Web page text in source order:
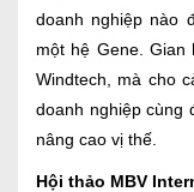
doanh nghiệp nào
một hệ Gene.
Windtech, mà cho
doanh nghiệp cùng
nâng cao vị thế.
Hội thảo MBV